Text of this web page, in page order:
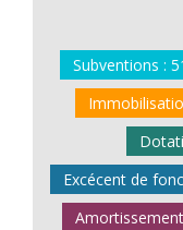
Subventions :
Excécent de